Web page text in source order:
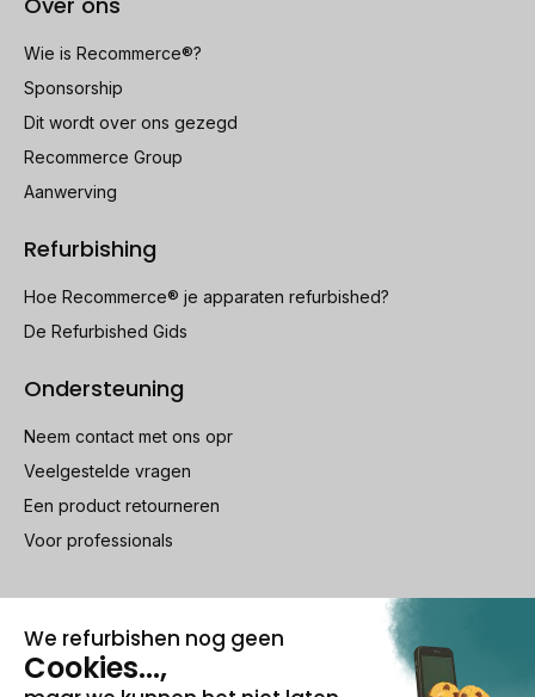
Wie is Recommerce®?
Sponsorship
Dit wordt over ons gezegd
Recommerce Group
Aanwerving
Refurbishing
Hoe Recommerce® je apparaten refurbished?
De Refurbished Gids
Ondersteuning
Neem contact met ons opr
Veelgestelde vragen
Een product retourneren
Voor professionals
100% beveiligde betaling